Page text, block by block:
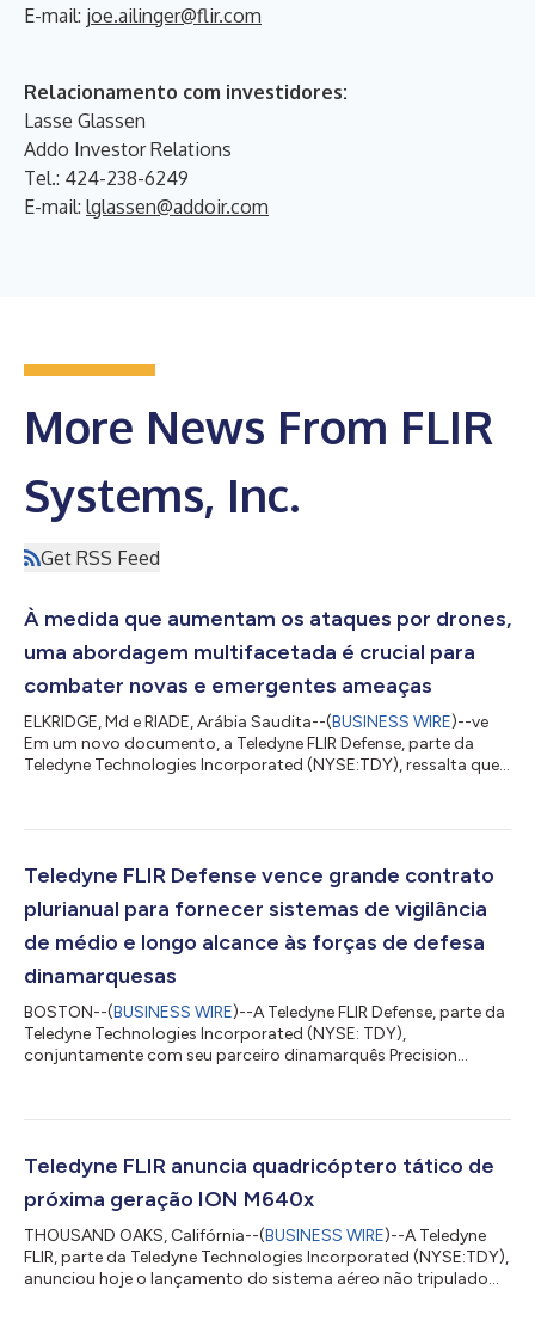
E-mail: joe.ailinger@flir.com
Relacionamento com investidores:
Lasse Glassen
Addo Investor Relations
Tel.: 424-238-6249
E-mail: lglassen@addoir.com
More News From FLIR
Systems, Inc.
Get RSS Feed
À medida que aumentam os ataques por drones,
uma abordagem multifacetada é crucial para
combater novas e emergentes ameaças
ELKRIDGE, Md e RIADE, Arábia Saudita--(BUSINESS WIRE)--ve
Em um novo documento, a Teledyne FLIR Defense, parte da
Teledyne Technologies Incorporated (NYSE:TDY), ressalta que
imperativos, é necessária para abordar a ameaça à vida e à
Aéreos não Tripulados (Unmanned Aerial Systems, sUAS). Em
janeiro, atores não estatais do Iêmen ut...
Teledyne FLIR Defense vence grande contrato
plurianual para fornecer sistemas de vigilância
de médio e longo alcance às forças de defesa
dinamarquesas
BOSTON--(BUSINESS WIRE)--A Teledyne FLIR Defense, parte da
Teledyne Technologies Incorporated (NYSE: TDY),
conjuntamente com seu parceiro dinamarquês Precision
Defesa (Defense Acquisition and Logistics Organization, DALO)
médio e longo alcance para aplicações terrestres, marítimas e
aéreas. A DALO também adjudicou às emp...
Teledyne FLIR anuncia quadricóptero tático de
próxima geração ION M640x
THOUSAND OAKS, Califórnia--(BUSINESS WIRE)--A Teledyne
FLIR, parte da Teledyne Technologies Incorporated (NYSE:TDY),
anunciou hoje o lançamento do sistema aéreo não tripulado